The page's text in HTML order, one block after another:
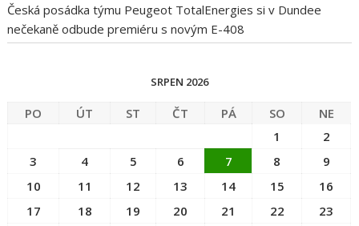
Česká posádka týmu Peugeot TotalEnergies si v Dundee
nečekaně odbude premiéru s novým E-408
SRPEN 2026
PO ÚT ST ČT PÁ SO
NE
1
2
3
4 5 6 7 8
9
10
11 12 13 14 15
16
17
18 19 20 21 22
23